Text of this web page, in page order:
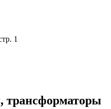
1
трансформаторы